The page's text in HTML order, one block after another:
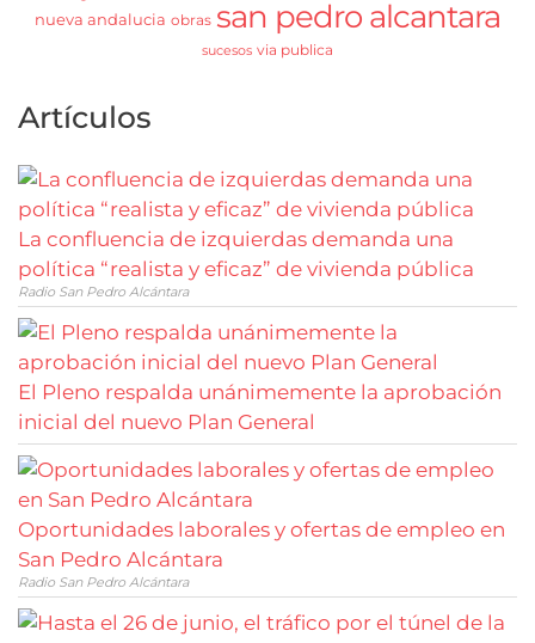
nueva andalucia obras san pedro alcantara
sucesos via publica
Artículos
La confluencia de izquierdas demanda una
política “realista y eficaz” de vivienda pública
Radio San Pedro Alcántara
El Pleno respalda unánimemente la aprobación
inicial del nuevo Plan General
Oportunidades laborales y ofertas de empleo en
San Pedro Alcántara
Radio San Pedro Alcántara